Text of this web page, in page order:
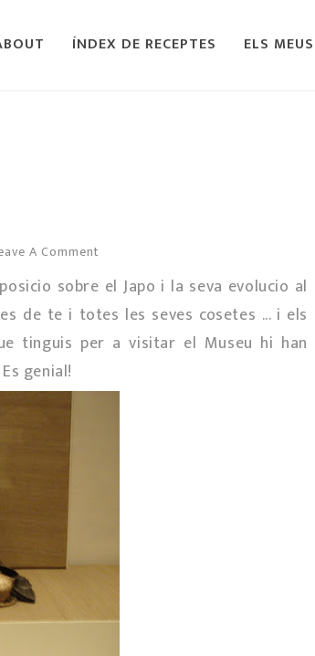
ÍNDEX DE RECEPTES ELS
A Comment
sobre el Japo i la seva evolucio al
de te i totes les seves cosetes ... i els
tinguis per a visitar el Museu hi han
genial!